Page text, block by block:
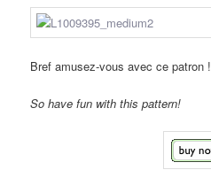
Bref amusez-vous avec ce patron !
So have fun with this pattern!